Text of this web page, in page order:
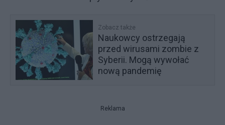
Zobacz także
Naukowcy ostrzegają
przed wirusami zombie z
Syberii. Mogą wywołać
nową pandemię
Reklama